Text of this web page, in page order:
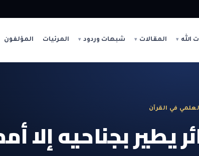
الله المقالات شبهات وردود المرئيات المؤلفون
في القرآن
يطير بجناحيه إلا